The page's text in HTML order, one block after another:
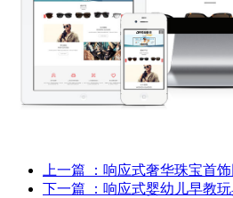
上一篇
：响应式奢华珠宝首
下一篇
：响应式婴幼儿早教